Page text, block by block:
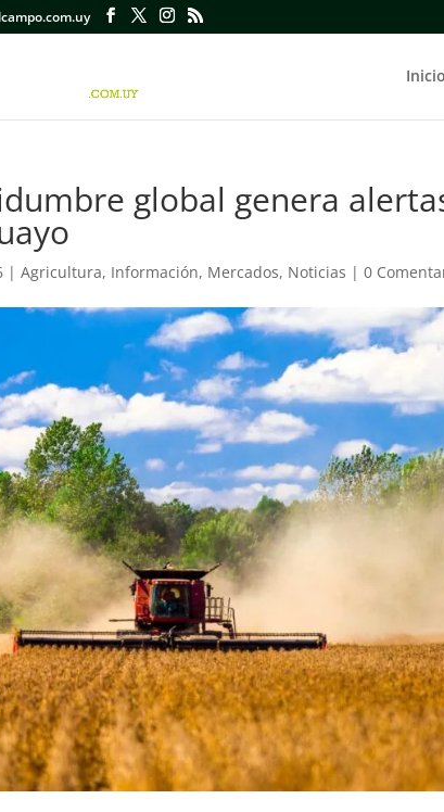
Inicio
global genera
|Agricultura, Información, Mercados, Noticias |0